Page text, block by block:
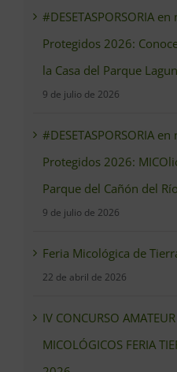
#DESETASPORSORIA
Protegidos 2026:
la Casa del Parque
9 de julio de 2026
#DESETASPORSORIA
Protegidos 2026:
Parque del Cañón del
9 de julio de 2026
Feria Micológica de
22 de abril de 2026
IV CONCURSO
MICOLÓGICOS FERIA